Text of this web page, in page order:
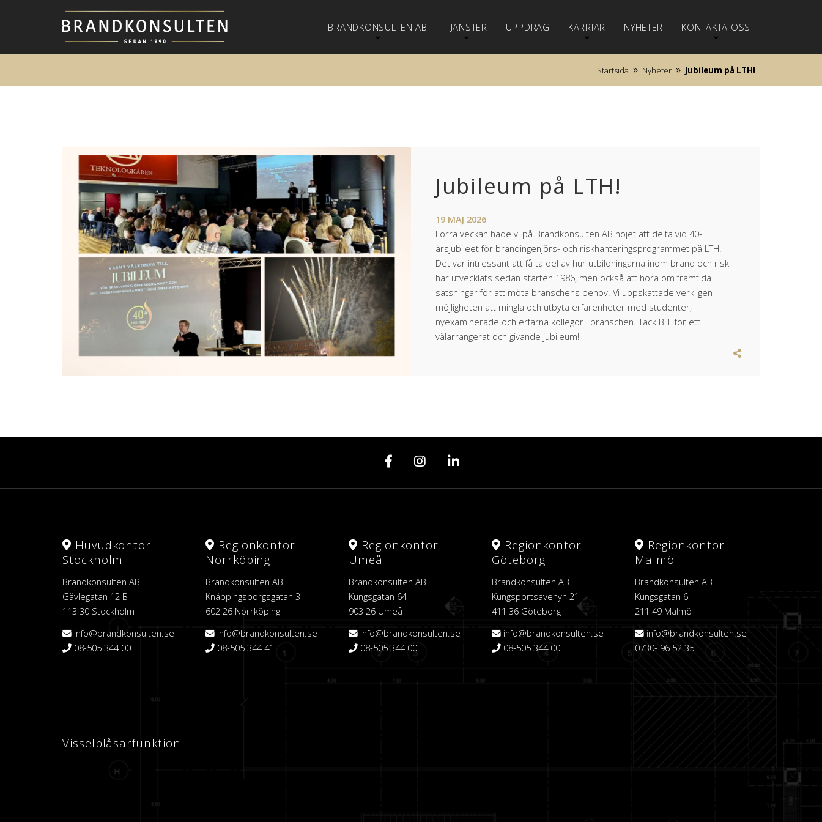
BRANDKONSULTEN AB TJÄNSTER UPPDRAG KARRIÄR NYHETER KONTAKTA OSS
Startsida Nyheter Jubileum på LTH!
Jubileum på LTH!
19 MAJ 2026
Förra veckan hade vi på Brandkonsulten AB nöjet att delta vid 40-
årsjubileet för brandingenjörs- och riskhanteringsprogrammet på LTH.
Det var intressant att få ta del av hur utbildningarna inom brand och risk
har utvecklats sedan starten 1986, men också att höra om framtida
satsningar för att möta branschens behov. Vi uppskattade verkligen
möjligheten att mingla och utbyta erfarenheter med studenter,
nyexaminerade och erfarna kollegor i branschen. Tack BIIF för ett
välarrangerat och givande jubileum!
Huvudkontor
Stockholm
Brandkonsulten AB
Gävlegatan 12 B
113 30 Stockholm
info@brandkonsulten.se
08-505 344 00
Regionkontor
Norrköping
Brandkonsulten AB
Knäppingsborgsgatan 3
602 26 Norrköping
info@brandkonsulten.se
08-505 344 41
Regionkontor
Umeå
Brandkonsulten AB
Kungsgatan 64
903 26 Umeå
info@brandkonsulten.se
08-505 344 00
Regionkontor
Göteborg
Brandkonsulten AB
Kungsportsavenyn 21
411 36 Göteborg
info@brandkonsulten.se
08-505 344 00
Regionkontor
Malmö
Brandkonsulten AB
Kungsgatan 6
211 49 Malmö
info@brandkonsulten.se
0730- 96 52 35
Visselblåsarfunktion